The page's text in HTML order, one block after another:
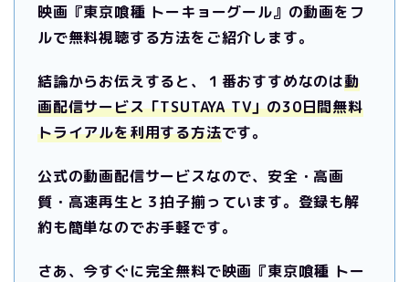
映画『東京喰種 トーキョーグール』の動画をフ
ルで無料視聴する方法をご紹介します。
結論からお伝えすると、１番おすすめなのは動
画配信サービス「TSUTAYA TV」の30日間無料
トライアルを利用する方法です。
公式の動画配信サービスなので、安全・高画
質・高速再生と３拍子揃っています。 登録も解
約も簡単なのでお手軽です。
さあ、今すぐに完全無料で映画『東京喰種 トー